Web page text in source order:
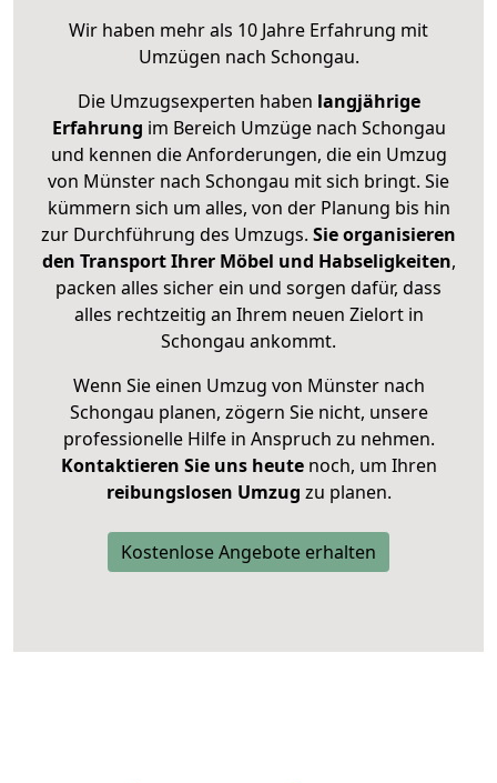
Wir haben mehr als 10 Jahre Erfahrung mit
Umzügen nach Schongau.
Die Umzugsexperten haben langjährige
Erfahrung im Bereich Umzüge nach Schongau
und kennen die Anforderungen, die ein Umzug
von Münster nach Schongau mit sich bringt. Sie
kümmern sich um alles, von der Planung bis hin
zur Durchführung des Umzugs. Sie organisieren
den Transport Ihrer Möbel und Habseligkeiten,
packen alles sicher ein und sorgen dafür, dass
alles rechtzeitig an Ihrem neuen Zielort in
Schongau ankommt.
Wenn Sie einen Umzug von Münster nach
Schongau planen, zögern Sie nicht, unsere
professionelle Hilfe in Anspruch zu nehmen.
Kontaktieren Sie uns heutenoch, um Ihren
reibungslosen Umzug zu planen.
Kostenlose Angebote erhalten